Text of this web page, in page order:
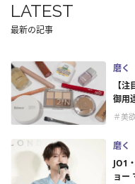
LATEST
最新の記事
磨く
【
御用
＃美
磨く
JO1
ョー